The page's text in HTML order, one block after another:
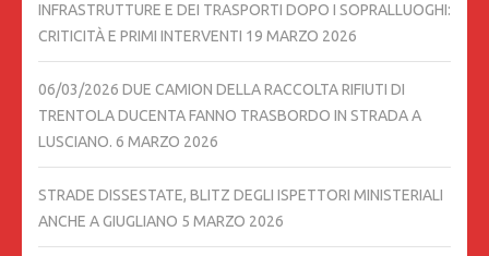
INFRASTRUTTURE E DEI TRASPORTI DOPO I SOPRALLUOGHI:
CRITICITÀ E PRIMI INTERVENTI 19 MARZO 2026
06/03/2026 DUE CAMION DELLA RACCOLTA RIFIUTI DI
TRENTOLA DUCENTA FANNO TRASBORDO IN STRADA A
LUSCIANO. 6 MARZO 2026
STRADE DISSESTATE, BLITZ DEGLI ISPETTORI MINISTERIALI
ANCHE A GIUGLIANO 5 MARZO 2026